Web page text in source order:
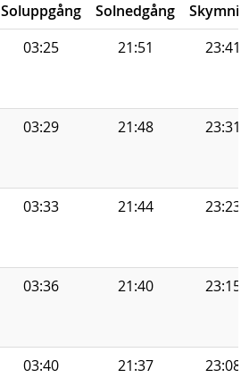
Soluppgång Solnedgång
03:25 21:51 23:41
03:29 21:48 23:31
03:33 21:44 23:23
03:36 21:40 23:15
03:40 21:37 23:08